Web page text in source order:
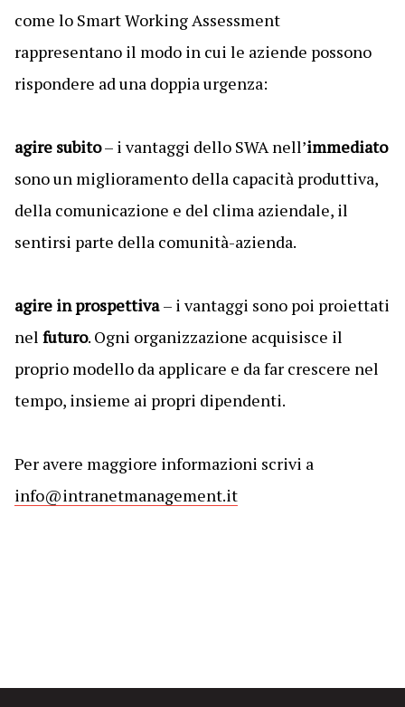
come lo Smart Working Assessment
rappresentano il modo in cui le aziende possono
rispondere ad una doppia urgenza:
agire subito– i vantaggi dello SWA nell’immediato
sono un miglioramento della capacità produttiva,
della comunicazione e del clima aziendale, il
sentirsi parte della comunità-azienda.
agire in prospettiva– i vantaggi sono poi proiettati
nel futuro. Ogni organizzazione acquisisce il
proprio modello da applicare e da far crescere nel
tempo, insieme ai propri dipendenti.
Per avere maggiore informazioni scrivi a
info@intranetmanagement.it